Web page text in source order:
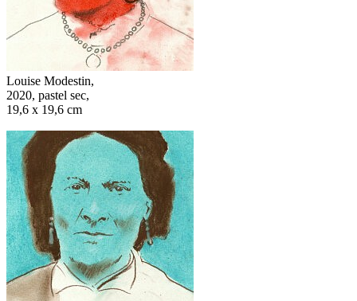
Louise Modestin,
2020, pastel sec,
19,6 x 19,6 cm